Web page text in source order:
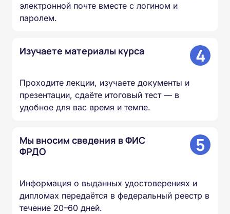
электронной почте вместе с логином и
паролем.
Изучаете материалы курса 4
Проходите лекции, изучаете документы и
презентации, сдаёте итоговый тест — в
удобное для вас время и темпе.
Мы вносим сведения в ФИС
ФРДО
5
Информация о выданных удостоверениях и
дипломах передаётся в федеральный реестр в
течение 20–60 дней.